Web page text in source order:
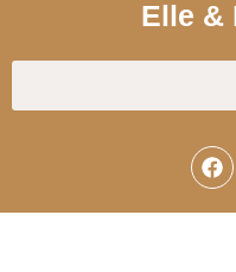
Elle &